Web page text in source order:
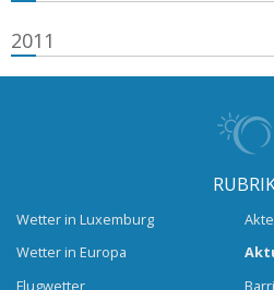
2011
Wetter in Luxemburg
Wetter in Europa
Flugwetter